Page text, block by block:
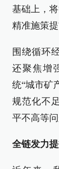
基础上，
精准施策提
围绕循环
还聚焦增
统“城市矿
规范化不
平不高等
全链发力